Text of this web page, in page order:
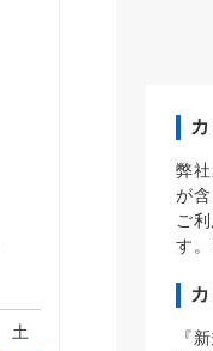
弊
が
ご
す
『
土